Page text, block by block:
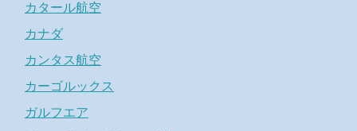
カタール航空
カナダ
カンタス航空
カーゴルックス
ガルフエア